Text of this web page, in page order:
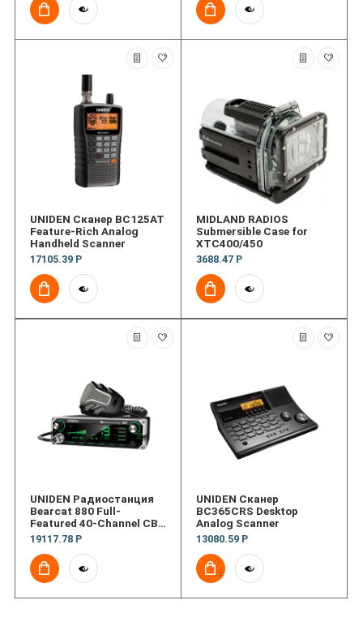
UNIDEN Сканер BC125AT
Feature-Rich Analog
Handheld Scanner
17105.39 Р
MIDLAND RADIOS
Submersible Case for
XTC400/450
3688.47 Р
UNIDEN Радиостанция
Bearcat 880 Full-
Featured 40-Channel CB
Radio
19117.78 Р
UNIDEN Сканер
BC365CRS Desktop
Analog Scanner
13080.59 Р